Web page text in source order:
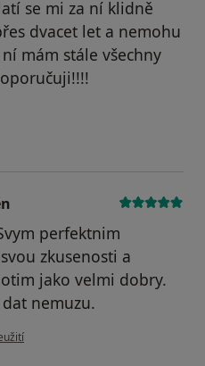
se mi za ní klidně
dvacet let a nemohu
mám stále všechny
Váš účet byl odstraněn
perfektnim
zkusenosti a
jako velmi dobry.
nemuzu.
uživatele Váš účet byl odstraněn